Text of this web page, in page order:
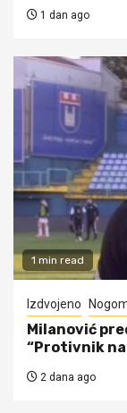
1 dan ago
1 min read
Izdvojeno
Milanović
“Protivnik
2 dana ago